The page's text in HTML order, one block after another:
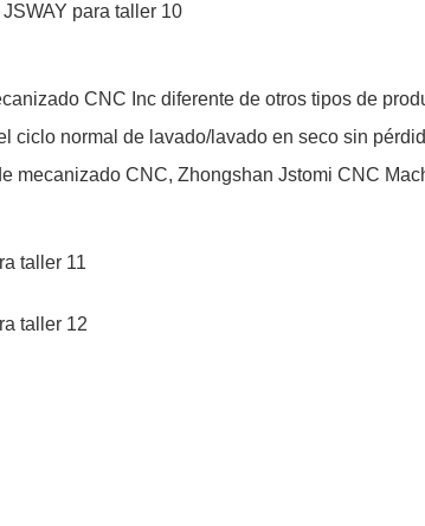
CNC Inc diferente de otros tipos de
ciclo normal de lavado/lavado en seco sin
mecanizado CNC, Zhongshan Jstomi CNC